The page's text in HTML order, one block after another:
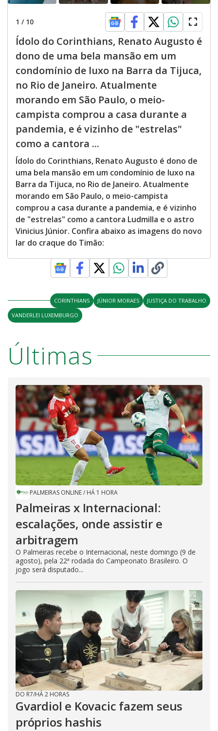
1 / 10
Ídolo do Corinthians, Renato Augusto é
dono de uma bela mansão em um
condomínio de luxo na Barra da Tijuca,
no Rio de Janeiro. Atualmente
morando em São Paulo, o meio-
campista comprou a casa durante a
pandemia, e é vizinho de "estrelas"
como a cantora ...
Ídolo do Corinthians, Renato Augusto é dono de
uma bela mansão em um condomínio de luxo na
Barra da Tijuca, no Rio de Janeiro. Atualmente
morando em São Paulo, o meio-campista
comprou a casa durante a pandemia, e é vizinho
de "estrelas" como a cantora Ludmilla e o astro
Vinicius Júnior. Confira abaixo as imagens do novo
lar do craque do Timão:
CORINTHIANS JÚNIOR MORAES
JUSTIÇA DO TRABALHO
VANDERLEI LUXEMBURGO
Últimas
PALMEIRAS ONLINE/ HÁ 1 HORA
Palmeiras x Internacional:
escalações, onde assistir e
arbitragem
O Palmeiras recebe o Internacional, neste domingo (9 de
agosto), pela 22ª rodada do Campeonato Brasileiro. O
jogo será disputado...
DO R7/HÁ 2 HORAS
Gvardiol e Kovacic fazem seus
próprios hashis